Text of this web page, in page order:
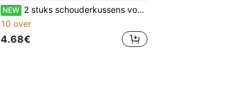
NEW 2 stuks schouderkussens voor autogordels, auto-interieuraccessoires, unisex autogordelbeschermers, schouderhoezen voor gordels, zacht, comfortabel en koel, zomeressentieel
10 over
4.68€